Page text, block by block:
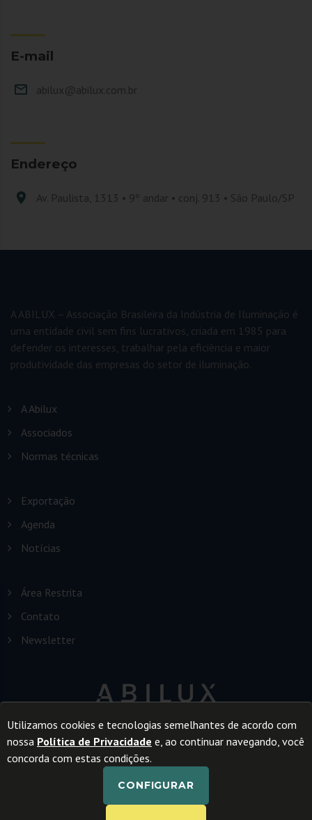
E-mail
abilux@abilux.com.br
Endereço
Av. Paulista, 1313 • 9º andar • conj. 913 • São Paulo/SP
A ABILUX – Associação Brasileira da Indústria de Iluminação é
uma entidade civil sem fins lucrativos, criada em 1985 para
defender os interesses, trabalhar pela eficiência e maior
produtividade das empresas do setor de iluminação.
A Abilux
Associados
Normas técnicas
Exportação
Agenda
Notícias
Área Restrita
Contato
Newsletter
Utilizamos cookies e tecnologias semelhantes de acordo com
nossa Política de Privacidade e, ao continuar navegando, você
concorda com estas condições.
CONFIGURAR